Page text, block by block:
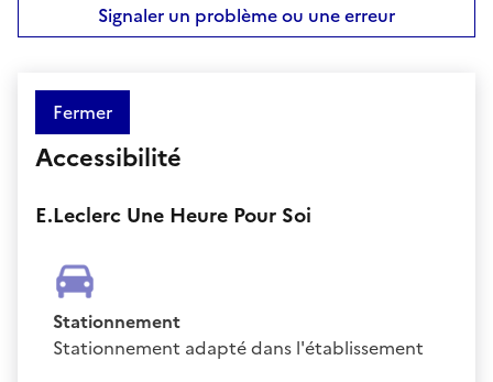
Signaler un problème ou une erreur
Fermer
Accessibilité
E.Leclerc Une Heure Pour Soi
Stationnement
Stationnement adapté dans l'établissement